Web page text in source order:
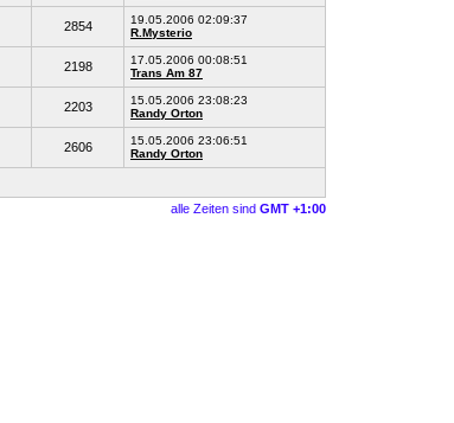
2854
19.05.2006 02:09:37
R.Mysterio
2198
17.05.2006 00:08:51
Trans Am 87
2203
15.05.2006 23:08:23
Randy Orton
2606
15.05.2006 23:06:51
Randy Orton
alle Zeiten sind GMT +1:00